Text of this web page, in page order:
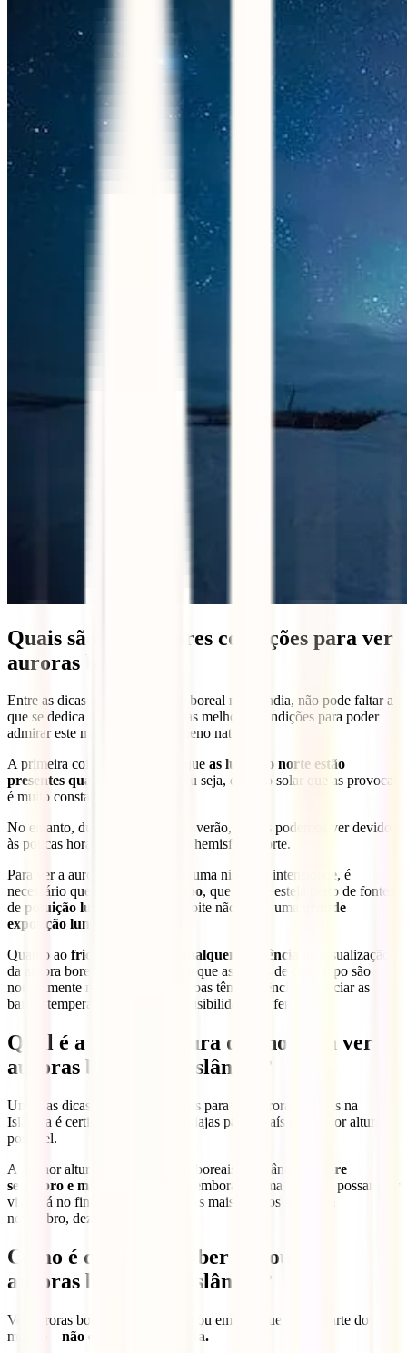
Quais são as melhores condições para ver
auroras boreais?
Entre as dicas para ver a aurora boreal na Islândia, não pode faltar a
que se dedica a dizer quais são as melhores condições para poder
admirar este maravilhoso fenómeno natural.
A primeira coisa a esclarecer é que as luzes do norte estão
presentes quase todo o ano
. Ou seja, o vento solar que as provoca
é muito constante.
No entanto, durante os meses de verão, não as podemos ver devido
às poucas horas de escuridão no hemisfério norte.
Para ver a aurora boreal com alguma nitidez e intensidade, é
necessário que
o céu esteja limpo, que não se esteja perto de fontes
de poluição luminosa e que a noite não tenha uma
grande
exposição lunar
Quanto ao frio, este não tem qualquer influência
na visualização
da aurora boreal. A única coisa é que as noites de céu limpo são
normalmente mais frias e as pessoas têm tendência a associar as
baixas temperaturas a uma boa visibilidade do fenómeno.
Qual é a melhor altura do ano para ver
auroras boreais na Islândia?
Uma das dicas mais fundamentais para ver auroras boreais na
Islândia é certificares-te de que viajas para o país na melhor altura
possível.
A melhor altura para ver auroras boreais na Islândia é
entre
setembro e março.
No entanto, embora algumas auroras possam ser
vistas já no final de agosto, os dias mais escuros serão em
novembro, dezembro e janeiro.
Como é que posso saber se vou ver
auroras boreais na Islândia?
Ver auroras boreais na Islândia – ou em qualquer outra parte do
mundo – não é uma ciência certa.